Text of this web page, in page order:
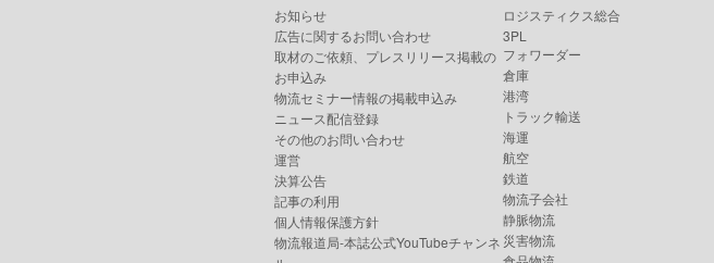
お知らせ
広告に関するお問い合わせ
取材のご依頼、プレスリリース掲載の
お申込み
物流セミナー情報の掲載申込み
ニュース配信登録
その他のお問い合わせ
運営
決算公告
記事の利用
個人情報保護方針
物流報道局-本誌公式YouTubeチャンネ
ロジスティクス総合
3PL
フォワーダー
倉庫
港湾
トラック輸送
海運
航空
鉄道
物流子会社
静脈物流
災害物流